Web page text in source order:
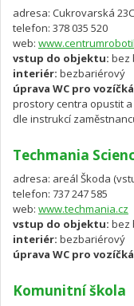
adresa: Cukrovarská 23C
telefon: 378 035 520
web:
vstup do objektu: bez
interiér: bezbariérový
úprava WC pro
prostory centra opustit
dle instrukcí
Techmania
adresa: areál Škoda
telefon: 737 247 585
web: www.techmania.cz
vstup do objektu: bez
interiér: bezbariérový
úprava WC pro
Komunitní škola